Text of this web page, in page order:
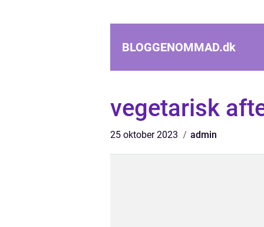
BLOGGENOMMAD.dk
vegetarisk
25 oktober 2023 admin